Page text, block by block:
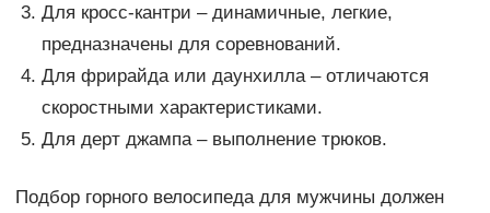
Для кросс-кантри – динамичные, легкие,
предназначены для соревнований.
Для фрирайда или даунхилла – отличаются
скоростными характеристиками.
Для дерт джампа – выполнение трюков.
Подбор горного велосипеда для мужчины должен